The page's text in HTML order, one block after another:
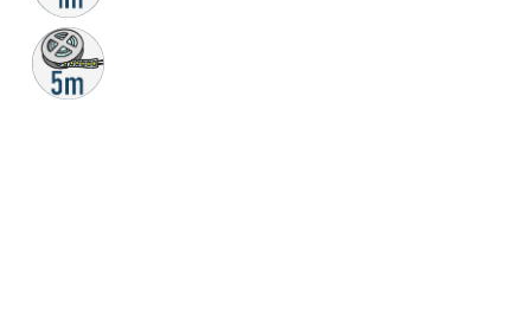
5m
rolka